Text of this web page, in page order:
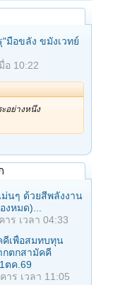
"มือขลัง ขมังเวทย์
อ 10:22
อย่างหนึ่ง
นๆ ด้วยสีพลังงาน
หมด)...
าร เวลา 04:33
เพื่อสมทบทุน
กตกสามัคคี
ตค.69
าร เวลา 11:05